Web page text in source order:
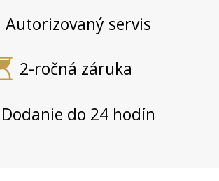
Autorizovaný servis
2-ročná záruka
Dodanie do 24 hodín